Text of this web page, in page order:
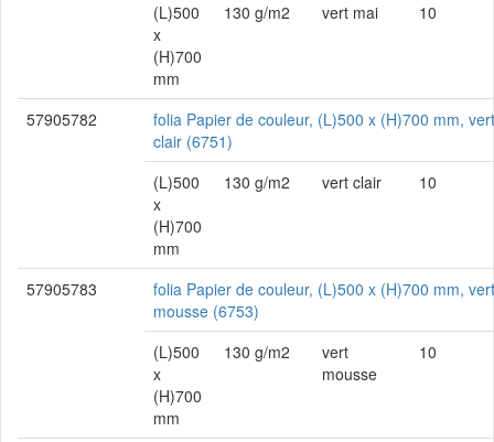
(L)500
x
(H)700
mm
130 g/m2 vert mai 10
57905782
folia Papier de couleur, (L)500 x (H)700 mm, vert
clair (6751)
(L)500
x
(H)700
mm
130 g/m2 vert clair 10
57905783
folia Papier de couleur, (L)500 x (H)700 mm, vert
mousse (6753)
(L)500
x
(H)700
mm
130 g/m2
vert
mousse
10